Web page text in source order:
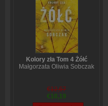
Kolory zła Tom 4 Żółć
Małgorzata Oliwia Sobczak
€12,67
€10,19